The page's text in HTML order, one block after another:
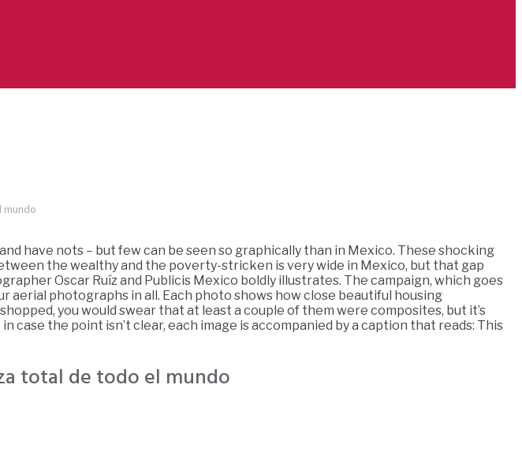
mundo
have nots – but few can be seen so graphically than in Mexico. These shocking
the wealthy and the poverty-stricken is very wide in Mexico, but that gap
Oscar Ruíz and Publicis Mexico boldly illustrates. The campaign, which goes
aerial photographs in all. Each photo shows how close beautiful housing
you would swear that at least a couple of them were composites, but it’s
the point isn’t clear, each image is accompanied by a caption that reads: This
total de todo el mundo